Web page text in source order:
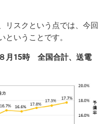
リスクという点では、今回
ということです。
月15時 全国合計、送電